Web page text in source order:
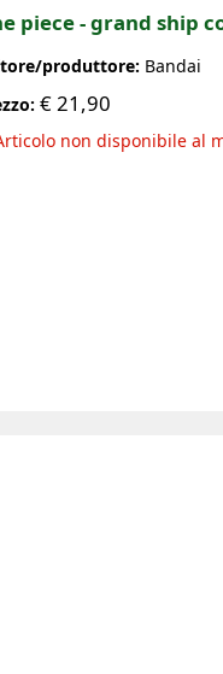
piece - grand ship
produttore: Bandai
€21,90
non disponibile al